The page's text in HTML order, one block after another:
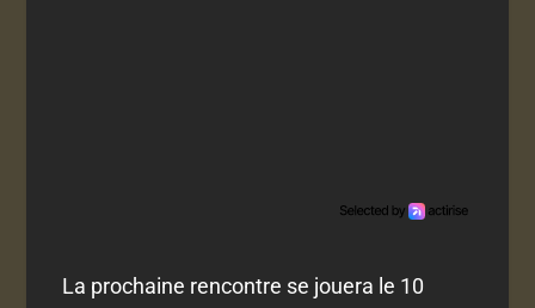
La prochaine rencontre se jouera le 10